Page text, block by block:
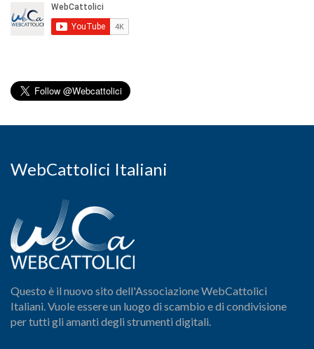
WebCattolici Italiani
Questo è il nuovo sito dell'Associazione WebCattolici
Italiani. Vuole essere un luogo di scambio e di condivisione
per tutti gli amanti degli strumenti digitali.